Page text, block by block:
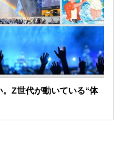
Z世代が動いている“体